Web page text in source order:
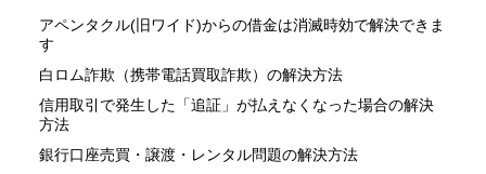
アペンタクル(旧ワイド)からの借金は消滅時効で解決できま
す
白ロム詐欺（携帯電話買取詐欺）の解決方法
信用取引で発生した「追証」が払えなくなった場合の解決
方法
銀行口座売買・譲渡・レンタル問題の解決方法